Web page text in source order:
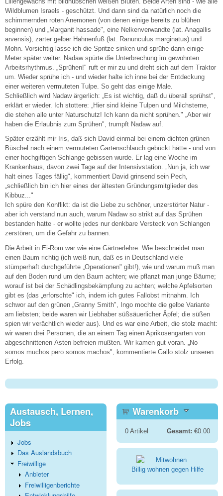
Wildblumen Israels - geschützt. Und dann sind da natürlich noch die
schimmernden roten Anemonen (von denen einige bereits zu blühen
beginnen) und „Marganit hassade", eine Nelkenverwandte (lat. Anagallis
arvensis), zarter gelber Hahnenfuß (lat. Ranunculus marginatus) und
Mohn. Vorsichtig lasse ich die Spritze sinken und sprühe dann einige
Meter später weiter. Nadaw spürte die Unterbrechung im gewohnten
Arbeitsrhythmus. „Sprühen!" ruft er mir zu und dreht sich auf dem Traktor
um. Wieder sprühe ich - und wieder halte ich inne bei der Entdeckung
einer weiteren vermuteten Tulpe. So geht das einige Male.
Schließlich wird Nadaw ärgerlich: „Es ist wichtig, daß du überall sprühst",
erklärt er wieder. Ich stottere: „Hier sind kleine Tulpen und Milchsterne,
die stehen alle unter Naturschutz! Ich kann da nicht sprühen." „Aber wir
haben die Erlaubnis zum Sprühen", trumpft Nadaw auf.
Später erzählt mir Iris, daß sich David einmal bei einem dichten grünen
Büschel nach einem vermuteten Gartenschlauch gebückt hätte - und von
einer hochgiftigen Schlange gebissen wurde. Er lag eine Woche im
Krankenhaus, davon zwei Tage auf der Intensivstation. „Nun ja, ich war
halt eines Tages fällig", kommentiert David grinsend sein Pech,
„schließlich bin ich hier eines der ältesten Gründungsmitglieder des
Kibbuz..."
Ich spüre den Konflikt: da ist die Liebe zu schöner, unzerstörter Natur -
aber ich verstand nun auch, warum Nadaw so strikt auf das Sprühen
bestanden hatte - er wollte jedes nur denkbare Versteck von Schlangen
zerstören, um die Gefahr zu bannen.
Die Arbeit in Ei-Rom war wie eine Gärtnerlehre: Wie beschneidet man
einen Baum richtig (ich weiß nun, daß es in Deutschland viele
stümperhaft durchgeführte „Operationen" gibt!), wie und warum muß man
auf den Boden rund um den Baum achten; wie pflanzt man junge Bäume;
worauf ist bei der Schädlingsbekämpfung zu achten; welche Apfelsorten
gibt es (das „erforschte" ich, indem ich gutes Fallobst mitnahm. Ich
schwor auf den grünen „Granny Smith", Ingo mochte die gelbe Variante
am liebsten; beide waren wir Liebhaber süßsäuerlicher Äpfel; die süßen
spien wir verächtlich wieder aus). Und es war eine Arbeit, die stolz macht:
wir waren drei Personen, die an einem Tag einen Aprikosengarten von
abgeschnittenen Ästen befreien mußten. Wir kamen gut voran. „No
somos muchos pero somos machos", kommentierte Gallo stolz unseren
Erfolg.
Austausch, Lernen,
Jobs
Jobs
Das Auslandsbuch
Freiwillige
Anbieter
Freiwilligenberichte
Warenkorb
0Artikel Gesamt: €0.00
Billig wohnen gegen Hilfe